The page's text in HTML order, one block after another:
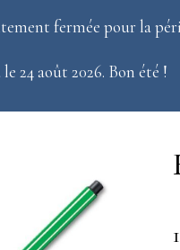
fermée pour la
24 août 2026. Bon été !